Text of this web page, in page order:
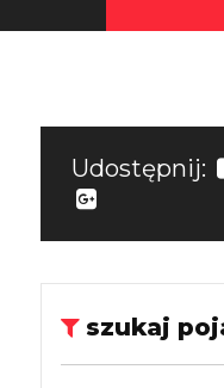
Udostępnij:
szukaj